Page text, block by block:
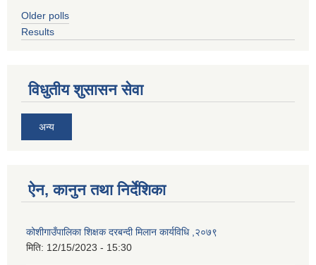
Older polls
Results
विधुतीय शुसासन सेवा
अन्य
ऐन, कानुन तथा निर्देशिका
कोशीगाउँपालिका शिक्षक दरबन्दी मिलान कार्यविधि ,२०७९
मिति: 12/15/2023 - 15:30